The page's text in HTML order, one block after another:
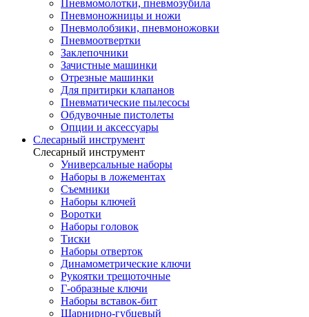
Пневмомолотки, пневмозубила
Пневмоножницы и ножи
Пневмолобзики, пневмоножовки
Пневмоотвертки
Заклепочники
Зачистные машинки
Отрезные машинки
Для притирки клапанов
Пневматические пылесосы
Обдувочные пистолеты
Опции и аксессуары
Слесарный инструмент
Слесарный инструмент
Универсальные наборы
Наборы в ложементах
Съемники
Наборы ключей
Воротки
Наборы головок
Тиски
Наборы отверток
Динамометрические ключи
Рукоятки трещоточные
Г-образные ключи
Наборы вставок-бит
Шарнирно-губцевый